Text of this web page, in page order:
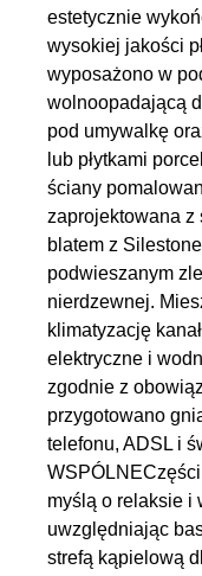
estetycznie
wysokiej jakości
wyposażono w
wolnoopadającą
pod umywalkę
lub płytkami
ściany
zaprojektowana z
blatem z
podwieszanym
nierdzewnej.
klimatyzację
elektryczne i
zgodnie z
przygotowano
telefonu, ADSL i
myślą o relaksie i
uwzględniając
strefą kąpielową